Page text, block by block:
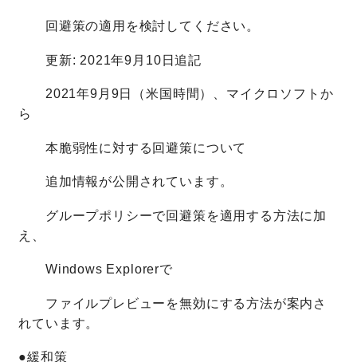
回避策の適用を検討してください。
更新: 2021年9月10日追記
2021年9月9日（米国時間）、マイクロソフトか
ら
本脆弱性に対する回避策について
追加情報が公開されています。
グループポリシーで回避策を適用する方法に加
え、
Windows Explorerで
ファイルプレビューを無効にする方法が案内さ
れています。
●緩和策